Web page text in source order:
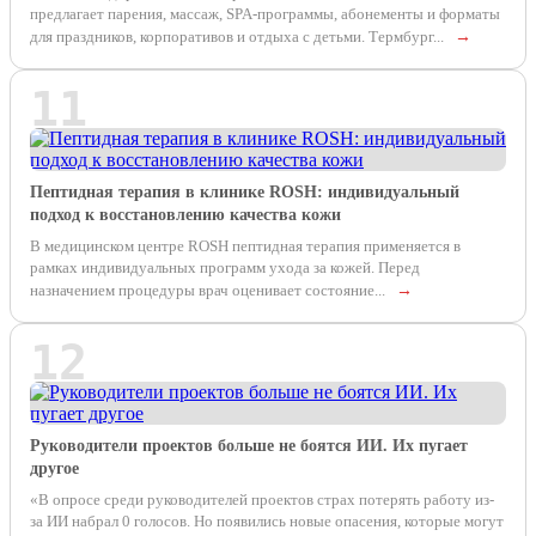
предлагает парения, массаж, SPA-программы, абонементы и форматы
для праздников, корпоративов и отдыха с детьми. Термбург...
→
11
Пептидная терапия в клинике ROSH: индивидуальный
подход к восстановлению качества кожи
В медицинском центре ROSH пептидная терапия применяется в
рамках индивидуальных программ ухода за кожей. Перед
назначением процедуры врач оценивает состояние...
→
12
Руководители проектов больше не боятся ИИ. Их пугает
другое
«В опросе среди руководителей проектов страх потерять работу из-
за ИИ набрал 0 голосов. Но появились новые опасения, которые могут